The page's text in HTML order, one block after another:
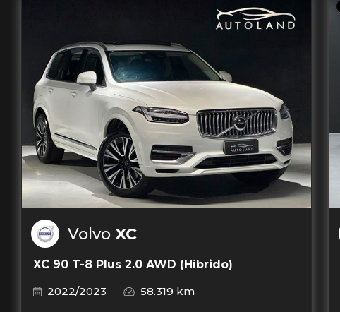
Volvo XC
XC 90 T-8 Plus 2.0 AWD (Híbrido)
2022/2023
58.319 km